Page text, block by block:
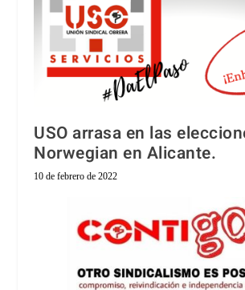
USO arrasa en las
Norwegian en Alicante.
10 de febrero de 2022